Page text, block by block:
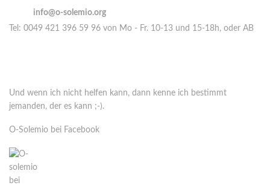
info@o-solemio.org
Tel: 0049 421 396 59 96 von Mo - Fr. 10-13 und 15-18h, oder AB
Und wenn ich nicht helfen kann, dann kenne ich bestimmt
jemanden, der es kann ;-).
O-Solemio bei Facebook